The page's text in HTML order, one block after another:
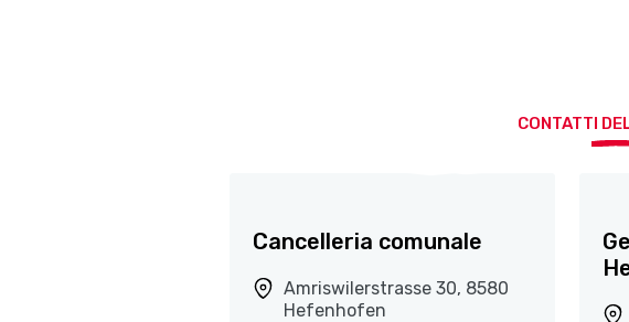
CONTATTI
Cancelleria comunale
Amriswilerstrasse 30, 8580
Hefenhofen